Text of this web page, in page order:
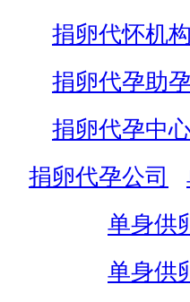
捐卵代怀机构
捐卵代孕助孕
捐卵代孕中
捐卵代孕公司
单身供
单身供